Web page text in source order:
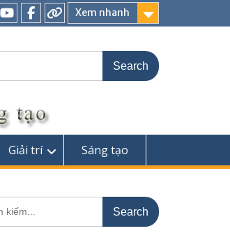
Xem nhanh
YoutubeFacebook
Giải trí Sáng tạo